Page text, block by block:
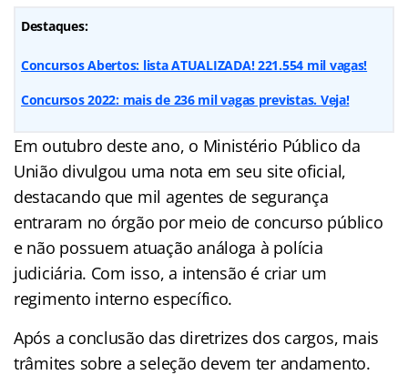
Destaques:
Concursos Abertos: lista ATUALIZADA! 221.554 mil vagas!
Concursos 2022: mais de 236 mil vagas previstas. Veja!
Em outubro deste ano, o Ministério Público da
União divulgou uma nota em seu site oficial,
destacando que mil agentes de segurança
entraram no órgão por meio de concurso público
e não possuem atuação análoga à polícia
judiciária. Com isso, a intensão é criar um
regimento interno específico.
Após a conclusão das diretrizes dos cargos, mais
trâmites sobre a seleção devem ter andamento.